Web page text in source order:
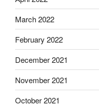
March 2022
February 2022
December 2021
November 2021
October 2021